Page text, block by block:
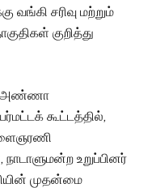
வங்கி சரிவு மற்றும்
குறித்து
அண்ணா
கூட்டத்தில்,
உறுப்பினர்
முதன்மை